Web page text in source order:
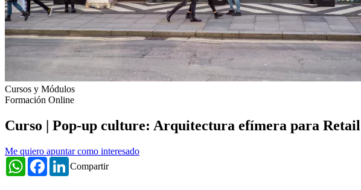
Cursos y Módulos
Formación Online
Curso | Pop-up culture: Arquitectura efímera para Retail
Me quiero apuntar como interesado
Compartir
WhatsAppFacebookLinkedIn